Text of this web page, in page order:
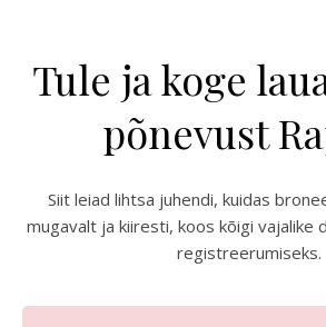
Tule ja koge
põnevust
Siit leiad lihtsa juhendi, kuidas
mugavalt ja kiiresti, koos kõigi vajalike
registreerumiseks.